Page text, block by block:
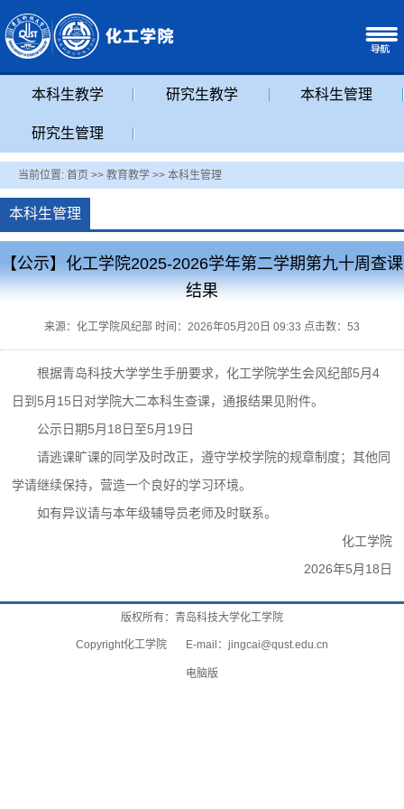
本科生教学 研究生教学 本科生管理
研究生管理
当前位置: 首页 >> 教育教学 >> 本科生管理
本科生管理
【公示】化工学院2025-2026学年第二学期第九十周查课
结果
来源：化工学院风纪部 时间：2026年05月20日 09:33 点击数： 53
根据青岛科技大学学生手册要求，化工学院学生会风纪部5月4
日到5月15日对学院大二本科生查课，通报结果见附件。
公示日期5月18日至5月19日
请逃课旷课的同学及时改正，遵守学校学院的规章制度；其他同
学请继续保持，营造一个良好的学习环境。
如有异议请与本年级辅导员老师及时联系。
化工学院
2026年5月18日
版权所有：青岛科技大学化工学院
Copyright化工学院 E-mail： jingcai@qust.edu.cn
电脑版